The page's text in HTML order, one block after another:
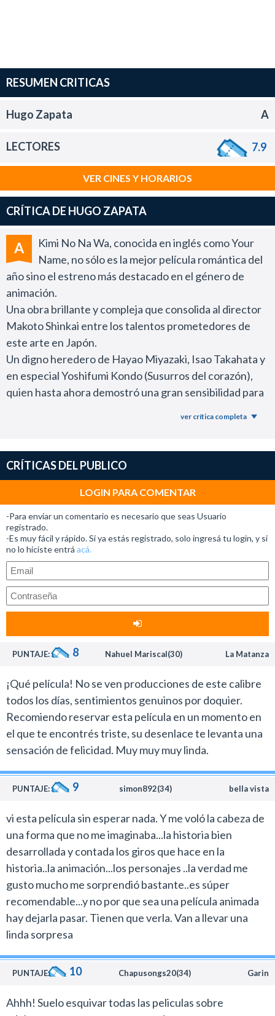
RESUMEN CRITICAS
Hugo Zapata A
LECTORES 7.9
VER CINES Y HORARIOS
CRÍTICA DE HUGO ZAPATA
A
Kimi No Na Wa, conocida en inglés como Your
Name, no sólo es la mejor película romántica del
año sino el estreno más destacado en el género de
animación.
Una obra brillante y compleja que consolida al director
Makoto Shinkai entre los talentos prometedores de
este arte en Japón.
Un digno heredero de Hayao Miyazaki, Isao Takahata y
en especial Yoshifumi Kondo (Susurros del corazón),
quien hasta ahora demostró una gran sensibilidad para
existen en la animación japonesa y su nueva obra
en 5 Centimeter Per Second y la serie The Garden of
Words (2013).
No es casualidad que la prensa del continente asiático
los haya calificado como “el nuevo Miyazaki” porque se
puede establecer una clara conexión entre sus trabajos
y las películas del fundador del estudio Ghibli.
Sobre todo por la sensibilidad que suelen tener sus
obras.
Your Name tiene como protagonista a Mitsuha, una
región de Hida.
y las tradiciones que mantiene su familia, un día expresa
en voz alta el deseo de ser un chico que viva en Tokio en
su próxima vida.
El universo responde su deseo antes de lo esperado y
un día la protagonista se despierta en el cuerpo
masculino de un joven de la ciudad, mientras que Taki,
el chico al que pertenece ese cuerpo, amanece con la
Este curioso disparador, que en un principio parece una
comedia tonta de enredos para adolescentes, con el
paso del tiempo se convierte en un complejo dramón
romántico que se vuelve apasionante.
El director aborda los roles de los géneros en la
sociedad, las vidas pasadas y la dinámica de las energías
masculinas y femeninas en una historia de fantasía que
tiene un profundo contenido metafísico.
Muy especialmente hacia la segunda mitad de la
historia, Your Name adquiere una complejidad
trillados del género Coming- of- age.
ver crítica completa
CRÍTICAS DEL PUBLICO
LOGIN PARA COMENTAR
-Para enviar un comentario es necesario que seas Usuario
registrado.
-Es muy fácil y rápido. Si ya estás registrado, solo ingresá tu login, y si
no lo hiciste entrá acá.
PUNTAJE: 8 Nahuel Mariscal(30) La Matanza
¡Qué película! No se ven producciones de este calibre
todos los días, sentimientos genuinos por doquier.
Recomiendo reservar esta película en un momento en
el que te encontrés triste, su desenlace te levanta una
sensación de felicidad. Muy muy muy linda.
PUNTAJE: 9 simon892(34) bella vista
vi esta película sin esperar nada. Y me voló la cabeza de
una forma que no me imaginaba...la historia bien
desarrollada y contada los giros que hace en la
historia..la animación...los personajes ..la verdad me
gusto mucho me sorprendió bastante..es súper
recomendable...y no por que sea una película animada
hay dejarla pasar. Tienen que verla. Van a llevar una
linda sorpresa
PUNTAJE: 10 Chapusongs20(34) Garin
Ahhh! Suelo esquivar todas las peliculas sobre